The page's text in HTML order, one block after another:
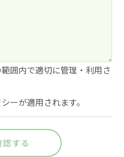
囲内で適切に管理・利用さ
ーが適用されます。